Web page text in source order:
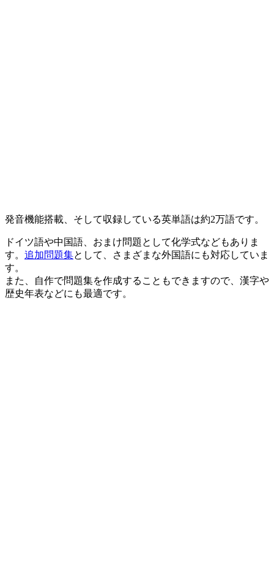
発音機能搭載、そして収録している英単語は約2万語です。
ドイツ語や中国語、おまけ問題として化学式などもありま
す。 追加問題集として、さまざまな外国語にも対応していま
す。
また、自作で問題集を作成することもできますので、漢字や
歴史年表などにも最適です。